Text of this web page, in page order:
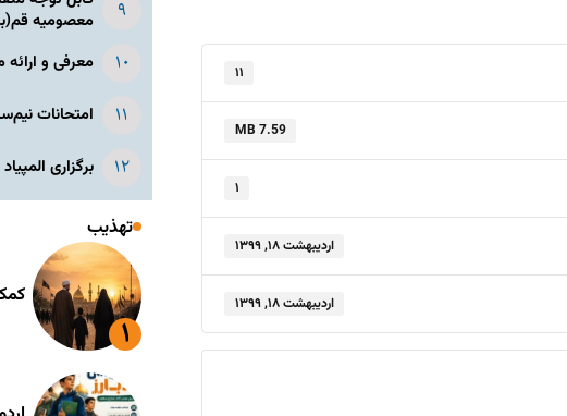
۱۱
7.59 MB
۱
اردیبهشت ۱۸, ۱۳۹۹
اردیبهشت ۱۸, ۱۳۹۹
معصومیه
معرفی و
امتحانات نیم‌سال
برگزاری
تهذیب